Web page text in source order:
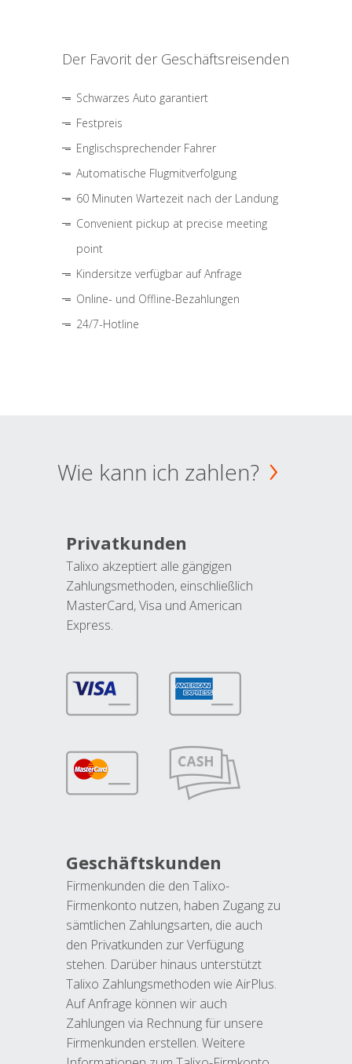
Der Favorit der Geschäftsreisenden
Schwarzes Auto garantiert
Festpreis
Englischsprechender Fahrer
Automatische Flugmitverfolgung
60 Minuten Wartezeit nach der Landung
Convenient pickup at precise meeting
point
Kindersitze verfügbar auf Anfrage
Online- und Offline-Bezahlungen
24/7-Hotline
Wie kann ich zahlen?
Privatkunden
Talixo akzeptiert alle gängigen
Zahlungsmethoden, einschließlich
MasterCard, Visa und American
Express.
Geschäftskunden
Firmenkunden die den Talixo-
Firmenkonto nutzen, haben Zugang zu
sämtlichen Zahlungsarten, die auch
den Privatkunden zur Verfügung
stehen. Darüber hinaus unterstützt
Talixo Zahlungsmethoden wie AirPlus.
Auf Anfrage können wir auch
Zahlungen via Rechnung für unsere
Firmenkunden erstellen. Weitere